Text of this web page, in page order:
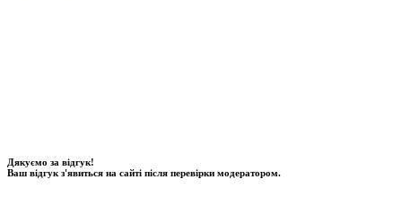
Дякуємо за відгук!
Ваш відгук з'явиться на сайті після перевірки модератором.